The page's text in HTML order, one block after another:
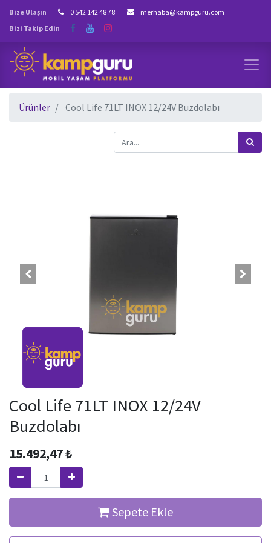
Bize Ulaşın 0 542 142 48 78
merhaba@kampguru.com
Bizi Takip Edin
Ürünler Cool Life 71LT INOX 12/24V Buzdolabı
Cool Life 71LT INOX 12/24V
Buzdolabı
15.492,47₺
Sepete Ekle